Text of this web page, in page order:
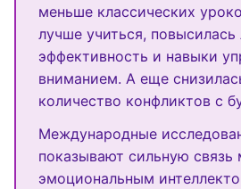
меньше классических
лучше учиться, повысилась
эффективность и навыки
вниманием. А еще
количество конфликтов с
Международные
показывают сильную
эмоциональным